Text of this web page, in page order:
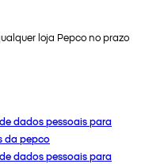
loja Pepco no prazo
dados pessoais para
da pepco
dados pessoais para